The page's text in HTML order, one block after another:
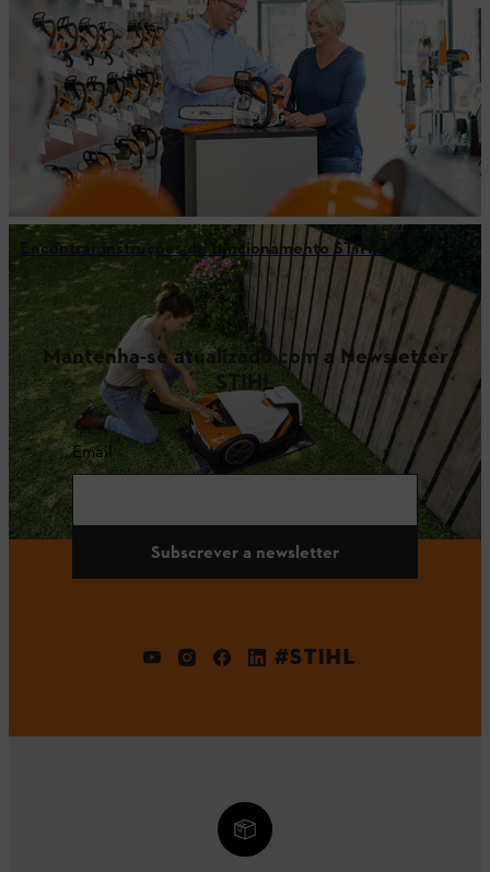
Encontrar instruções de funcionamento STIHL
Mantenha-se atualizado com a Newsletter
STIHL
Email
Subscrever a newsletter
#STIHL